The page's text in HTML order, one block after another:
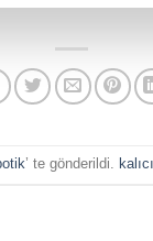
’ te gönderildi.